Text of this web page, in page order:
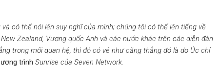
có thể nói lên suy nghĩ của mình; chúng tôi có thể lên tiếng về
Zealand, Vương quốc Anh và các nước khác trên các diễn đàn
trong mối quan hệ, thì đó có vẻ như căng thẳng đó là do Úc chỉ
trình Sunrise của Seven Network.